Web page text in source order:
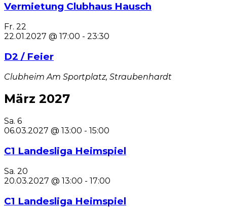
Vermietung Clubhaus Hausch
Fr. 22
22.01.2027 @ 17:00 - 23:30
D2 / Feier
Clubheim Am Sportplatz, Straubenhardt
März 2027
Sa. 6
06.03.2027 @ 13:00 - 15:00
C1 Landesliga Heimspiel
Sa. 20
20.03.2027 @ 13:00 - 17:00
C1 Landesliga Heimspiel